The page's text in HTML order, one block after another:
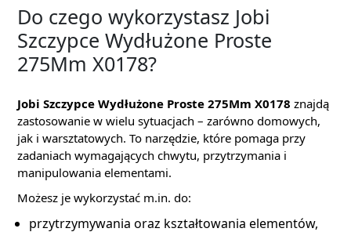
Do czego wykorzystasz Jobi
Szczypce Wydłużone Proste
275Mm X0178?
Jobi Szczypce Wydłużone Proste 275Mm X0178 znajdą
zastosowanie w wielu sytuacjach – zarówno domowych,
jak i warsztatowych. To narzędzie, które pomaga przy
zadaniach wymagających chwytu, przytrzymania i
manipulowania elementami.
Możesz je wykorzystać m.in. do:
przytrzymywania oraz kształtowania elementów,